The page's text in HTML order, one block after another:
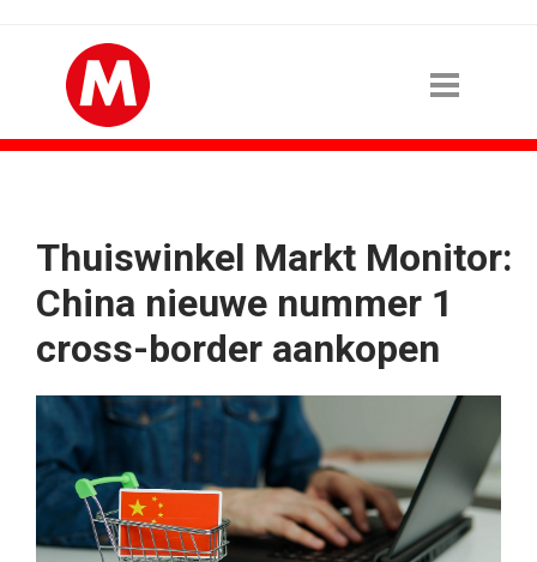
Thuiswinkel Markt Monitor:
China nieuwe nummer 1
cross-border aankopen